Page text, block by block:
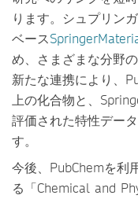
ります。シュプリン
ベース
め、さまざまな分野
新たな連携により、
上の化合物と、
評価された特性デー
す。
今後、PubChemを利
る「Chemical and